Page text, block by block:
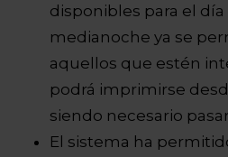
disponibles para el día
medianoche ya se
aquellos que estén
podrá imprimirse
siendo necesario
El sistema ha